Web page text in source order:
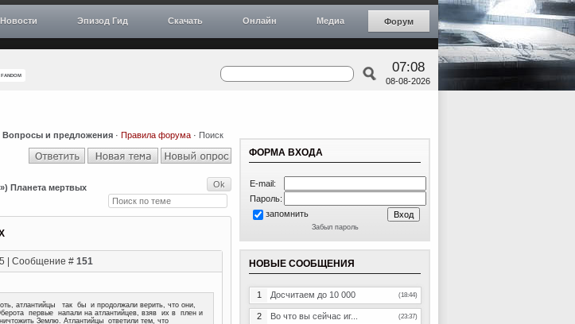
Новости Эпизод Гид Скачать Онлайн Медиа Форум
07:08
08-08-2026
Вопросы и предложения · Правила форума · Поиск
Планета мертвых
| Сообщение # 151
атлантийцы так бы и продолжали верить, что они,
первые напали на атлантийцев, взяв их в плен и
Землю. Атлантийцы ответили тем, что
ФОРМА ВХОДА
E-mail:
Пароль:
запомнить
Забыл пароль
НОВЫЕ СООБЩЕНИЯ
1 Досчитаем до 10 000 (18:44)
2 Во что вы сейчас иг... (23:37)